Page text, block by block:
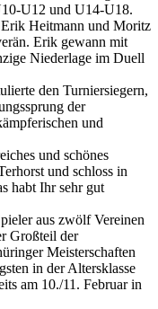
U12 und U14-U18.
Heitmann und Moritz
Erik gewann mit
Niederlage im Duell
den Turniersiegern,
der
und
und schönes
und schloss in
habt Ihr sehr gut
aus zwölf Vereinen
Großteil der
Meisterschaften
in der Altersklasse
am 10./11. Februar in